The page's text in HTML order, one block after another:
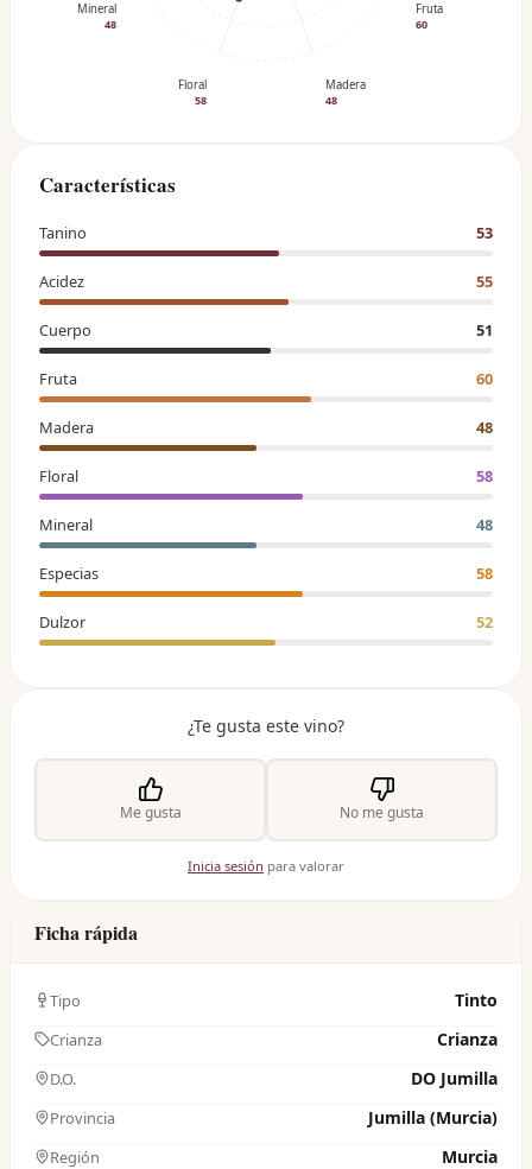
Fruta
60
Madera
48
Floral
58
Mineral
48
Características
Tanino 53
Acidez 55
Cuerpo 51
Fruta 60
Madera 48
Floral 58
Mineral 48
Especias 58
Dulzor 52
¿Te gusta este vino?
Me gusta No me gusta
Inicia sesión para valorar
Ficha rápida
Tipo Tinto
Crianza Crianza
D.O. DO Jumilla
Provincia Jumilla (Murcia)
Región Murcia